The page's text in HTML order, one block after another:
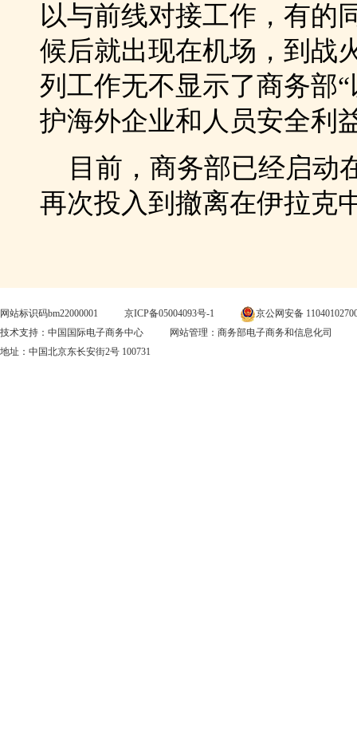
以与前线对接工作，有的
候后就出现在机场，到
列工作无不显示了商务部
护海外企业和人员安全利
目前，商务部已经启动
再次投入到撤离在伊拉克
网站标识码bm22000001 京ICP备05004093号-1
京公网安备
技术支持：中国国际电子商务中心
网站管理：商务部电子商务和信息化司
地址：中国北京东长安街2号 100731